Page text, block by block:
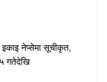
इकाइ नेप्सेमा सूचीकृत,
गतेदेखि